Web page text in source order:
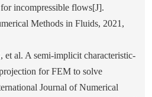
incompressible flows[J].
Methods in Fluids, 2021,
et al. A semi-implicit characteristic-
for FEM to solve
Journal of Numerical